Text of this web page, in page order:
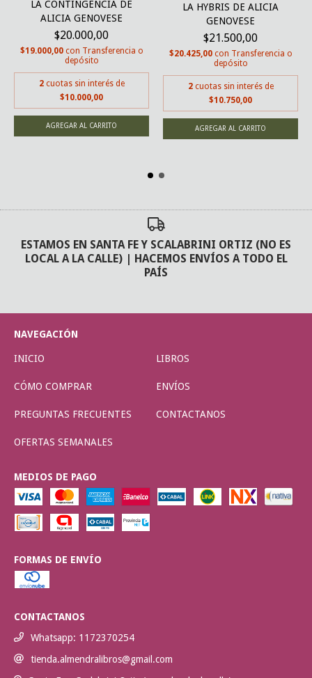
LA CONTINGENCIA DE
ALICIA GENOVESE
$20.000,00
$19.000,00 con Transferencia o
depósito
2 cuotas sin interés de
$10.000,00
LA HYBRIS DE ALICIA
GENOVESE
$21.500,00
$20.425,00 con Transferencia o
depósito
2 cuotas sin interés de
$10.750,00
ESTAMOS EN SANTA FE Y SCALABRINI ORTIZ (NO ES
LOCAL A LA CALLE) | HACEMOS ENVÍOS A TODO EL
PAÍS
NAVEGACIÓN
INICIO LIBROS
CÓMO COMPRAR ENVÍOS
PREGUNTAS FRECUENTES CONTACTANOS
OFERTAS SEMANALES
MEDIOS DE PAGO
FORMAS DE ENVÍO
CONTACTANOS
Whatsapp: 1172370254
tienda.almendralibros@gmail.com